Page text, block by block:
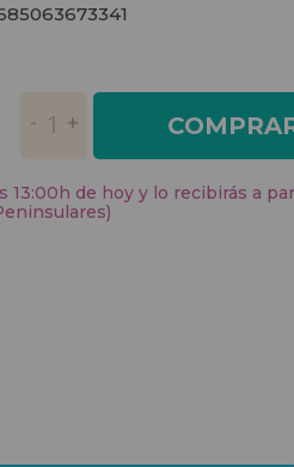
13:00h de hoy y lo recibirás a